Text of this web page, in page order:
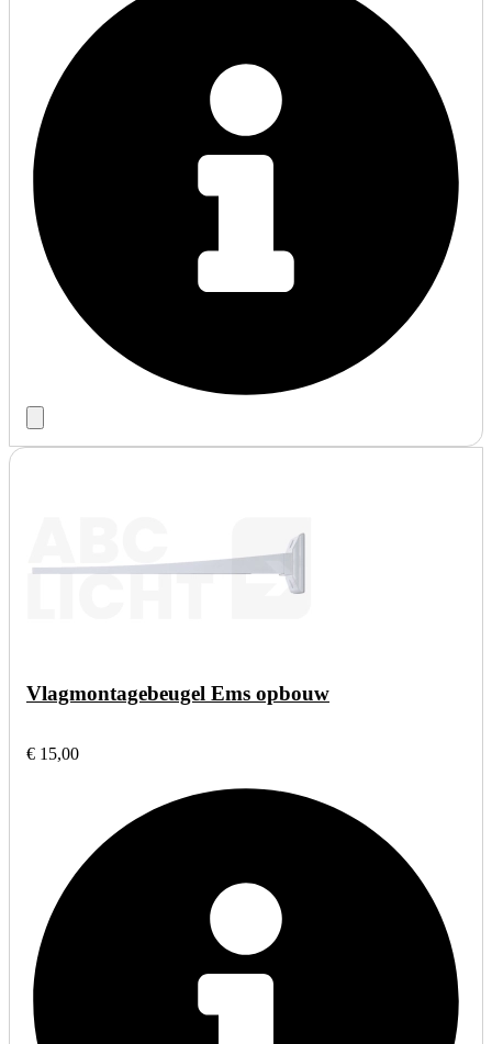
Vlagmontagebeugel Ems opbouw
€ 15,00